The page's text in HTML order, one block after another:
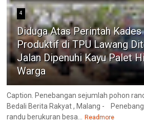
4
Diduga Atas Perintah
Produktif di TPU Lawang
Jalan Dipenuhi Kayu Palet
Warga
Caption. Penebangan sejumlah pohon
Bedali Berita Rakyat , Malang -
randu berukuran besa...
Readmore